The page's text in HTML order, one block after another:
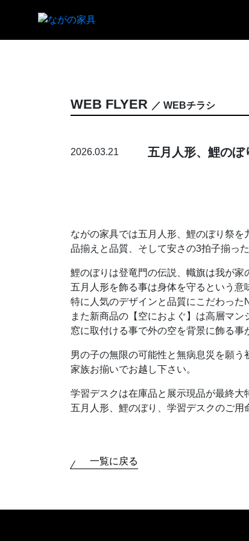
WEB FLYER ／ WEBチラシ
2026.03.21 五月人形、鯉のぼ
ながの家具では五月人形、鯉のぼり祭を
品揃えと品質、そして安さの3拍子揃った
鯉のぼりは登竜門の伝説、幟旗は我が家
五月人形を飾る事は身体を守るという意
特に人気のデザインと品質にこだわった
また新商品の【空におよぐ】は高層マン
窓に取付ける事で外の空を背景に飾る事
男の子の無限の可能性と無病息災を願
家族お揃いでお越し下さい。
学習デスクは在庫品と展示現品が最終大
五月人形、鯉のぼり、学習デスクのご用
一覧に戻る